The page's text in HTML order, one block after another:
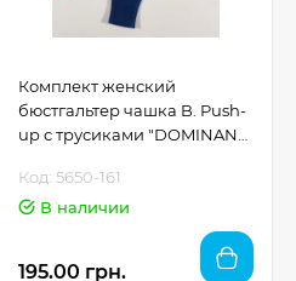
Комплект женский
бюстгальтер чашка B. Push-
up с трусиками "DOMINANT"
Код: 5650-161
В наличии
195.00 грн.